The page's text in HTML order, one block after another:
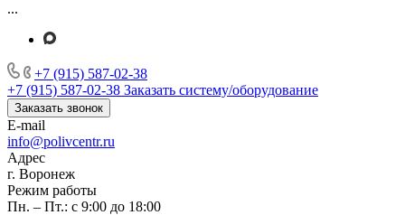
...
+7 (915) 587-02-38
+7 (915) 587-02-38 Заказать систему/оборудование
Заказать звонок
E-mail
info@polivcentr.ru
Адрес
г. Воронеж
Режим работы
Пн. – Пт.: с 9:00 до 18:00